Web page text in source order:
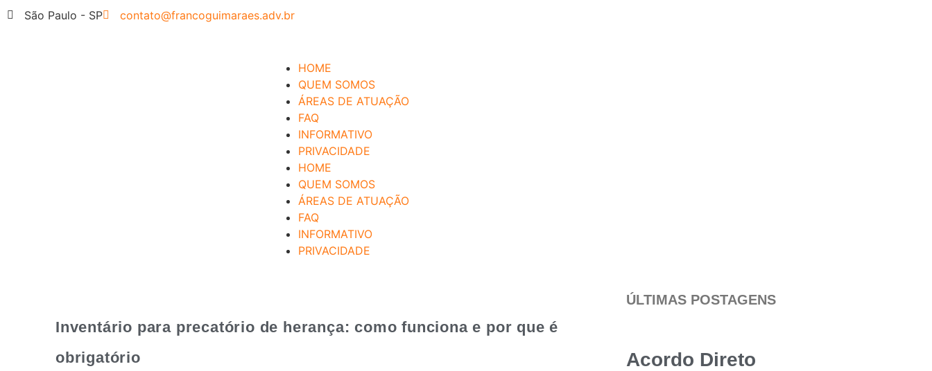
São Paulo - SP contato@francoguimaraes.adv.br
HOME
QUEM SOMOS
ÁREAS DE ATUAÇÃO
FAQ
INFORMATIVO
PRIVACIDADE
HOME
QUEM SOMOS
ÁREAS DE ATUAÇÃO
FAQ
INFORMATIVO
PRIVACIDADE
Inventário para precatório de herança: como funciona e por que é
obrigatório
ÚLTIMAS POSTAGENS
Acordo Direto